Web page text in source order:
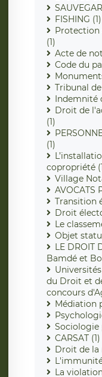
FISHING (1)
Protection
(1)
Acte de
Code du
Tribunal
Indemnité
Droit de
(1)
(1)
copropriété
Village
AVOCATS
Transition
Droit
Le
Objet
LE DROIT
Bamdé et
du Droit et
concours
Médiation
Sociologie
CARSAT (1)
Droit de la
La